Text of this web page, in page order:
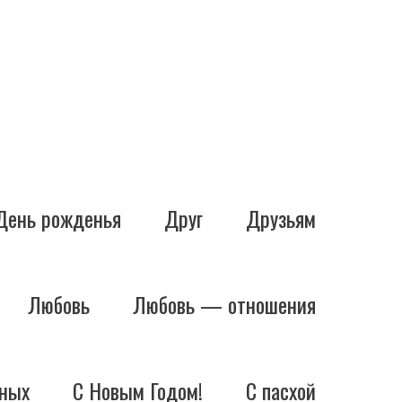
рожденья Друг Друзьям
Любовь Любовь — отношения
С Новым Годом! С пасхой